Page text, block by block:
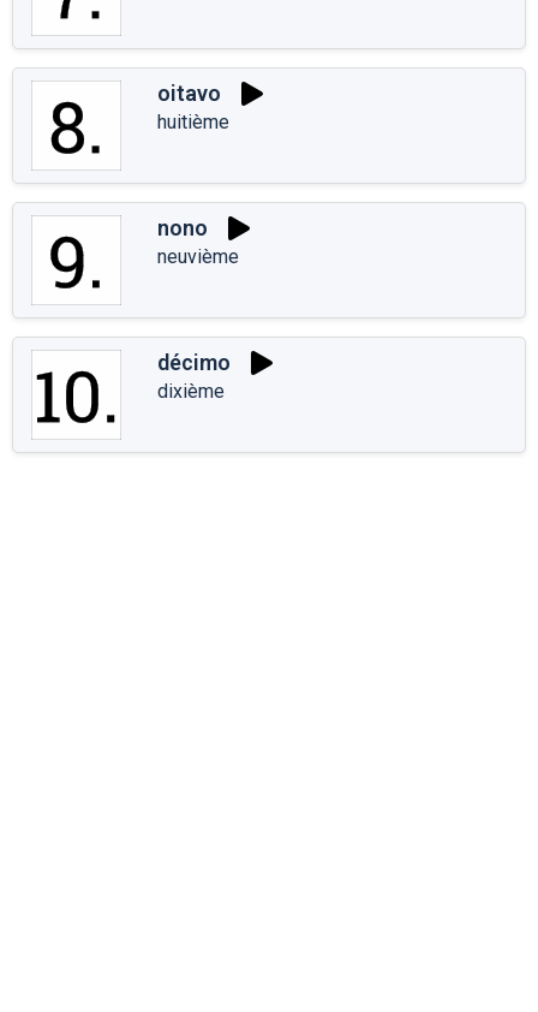
oitavo
huitième
nono
neuvième
décimo
dixième